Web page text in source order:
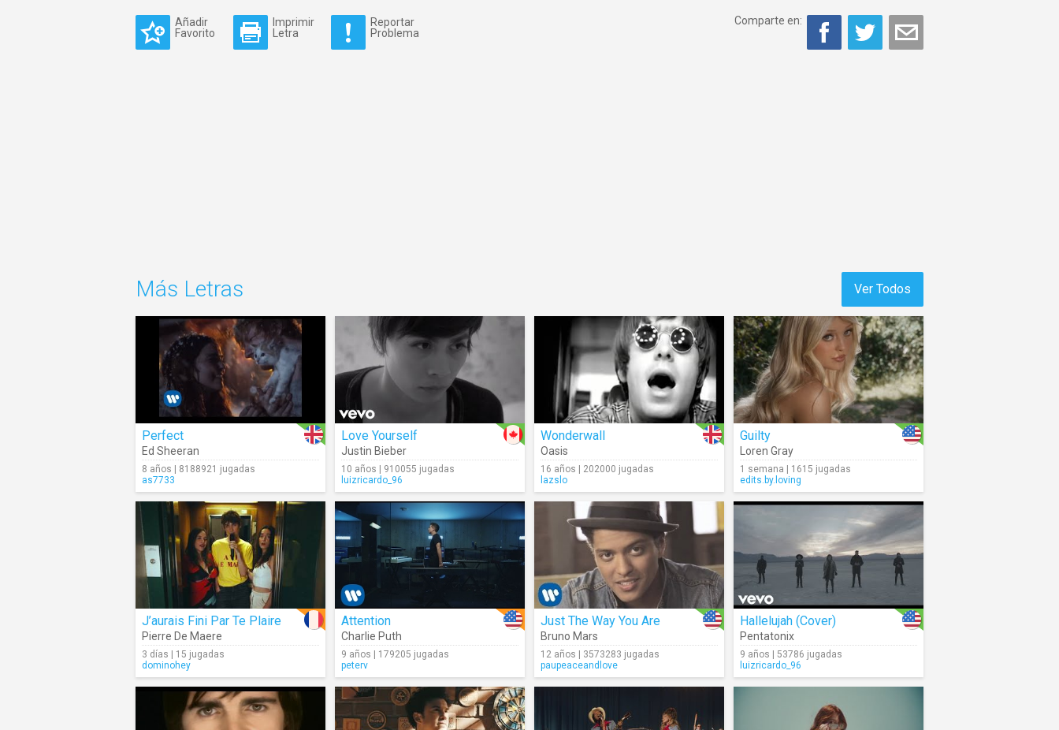
Añadir
Favorito
Imprimir
Letra
Reportar
Problema
Comparte en:
Ver Todos
Más Letras
Perfect
Ed Sheeran
8 años | 8188921 jugadas
as7733
Love Yourself
Justin Bieber
10 años | 910055 jugadas
luizricardo_96
Wonderwall
Oasis
16 años | 202000 jugadas
lazslo
Guilty
Loren Gray
1 semana | 1615 jugadas
edits.by.loving
J’aurais Fini Par Te Plaire
Pierre De Maere
3 días | 15 jugadas
dominohey
Attention
Charlie Puth
9 años | 179205 jugadas
peterv
Just The Way You Are
Bruno Mars
12 años | 3573283 jugadas
paupeaceandlove
Hallelujah (Cover)
Pentatonix
9 años | 53786 jugadas
luizricardo_96